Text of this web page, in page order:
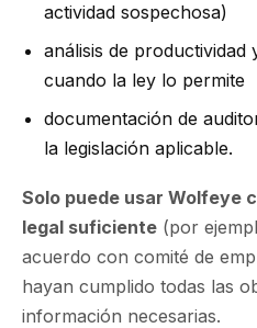
actividad sospechosa)
análisis de productividad
cuando la ley lo permite
documentación de
la legislación aplicable.
Solo puede usar Wolfeye
legal suficiente (por
acuerdo con comité de
hayan cumplido todas las
información necesarias.